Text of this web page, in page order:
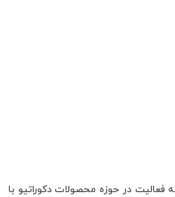
با 8 سال سابقه فعالیت در حوزه محصولات دکوراتیو با